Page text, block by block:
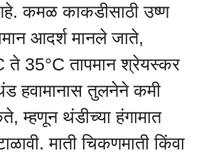
कमळ काकडीसाठी उष्ण
आदर्श मानले जाते,
ते 35°C तापमान श्रेयस्कर
हवामानास तुलनेने कमी
थंडीच्या हंगामात
माती चिकणमाती किंवा